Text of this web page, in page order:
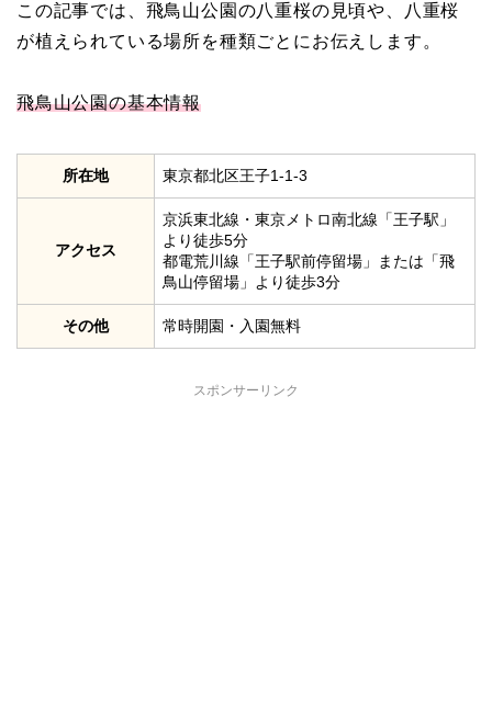
この記事では、飛鳥山公園の八重桜の見頃や、八重桜
が植えられている場所を種類ごとにお伝えします。
飛鳥山公園の基本情報
所在地 東京都北区王子1-1-3
アクセス
京浜東北線・東京メトロ南北線「王子駅」
より徒歩5分
都電荒川線「王子駅前停留場」または「飛
鳥山停留場」より徒歩3分
その他 常時開園・入園無料
スポンサーリンク